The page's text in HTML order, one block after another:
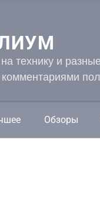
технику и
Обзоры